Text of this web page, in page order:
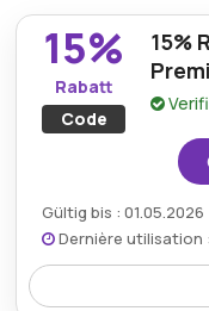
15%
Rabatt
Code
15%
Gültig bis : 01.05.2026
Dernière utilisation